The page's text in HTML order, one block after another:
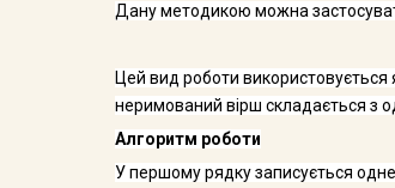
Дану методикою можна
Цей вид роботи
неримований вірш складається з
Алгоритм роботи
У першому рядку записується